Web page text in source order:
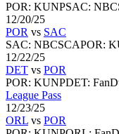
POR: KUNPSAC:
12/20/25
POR vs SAC
SAC: NBCSCAPOR:
12/22/25
DET vs POR
POR: KUNPDET:
League Pass
12/23/25
ORL vs POR